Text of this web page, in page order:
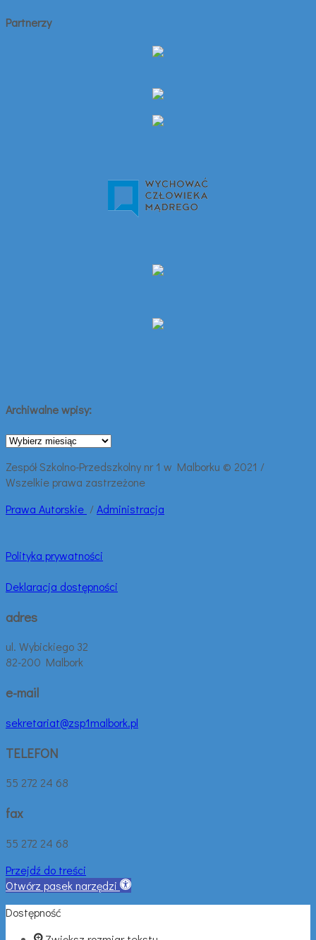
Partnerzy
Archiwalne wpisy:
Archiwalne
Zespół Szkolno-Przedszkolny nr 1 w Malborku © 2021 /
Wszelkie prawa zastrzeżone
Prawa Autorskie /Administracja
Polityka prywatności
Deklaracja dostępności
adres
ul. Wybickiego 32
82-200 Malbork
e-mail
sekretariat@zsp1malbork.pl
TELEFON
55 272 24 68
fax
55 272 24 68
Przejdź do treści
Otwórz pasek narzędzi
Dostępność